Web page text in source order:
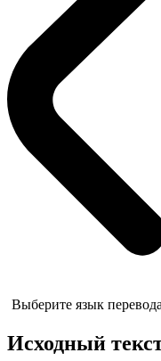
Выберите язык перевода
Исходный